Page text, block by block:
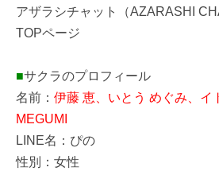
アザラシチャット（AZARASHI
TOPページ
■サクラのプロフィール
名前： 伊藤 恵、いとう めぐみ、イ
MEGUMI
LINE名：ぴの
性別：女性